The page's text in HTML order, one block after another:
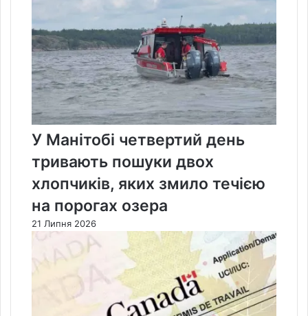
У Манітобі четвертий день
тривають пошуки двох
хлопчиків, яких змило течією
на порогах озера
21 Липня 2026